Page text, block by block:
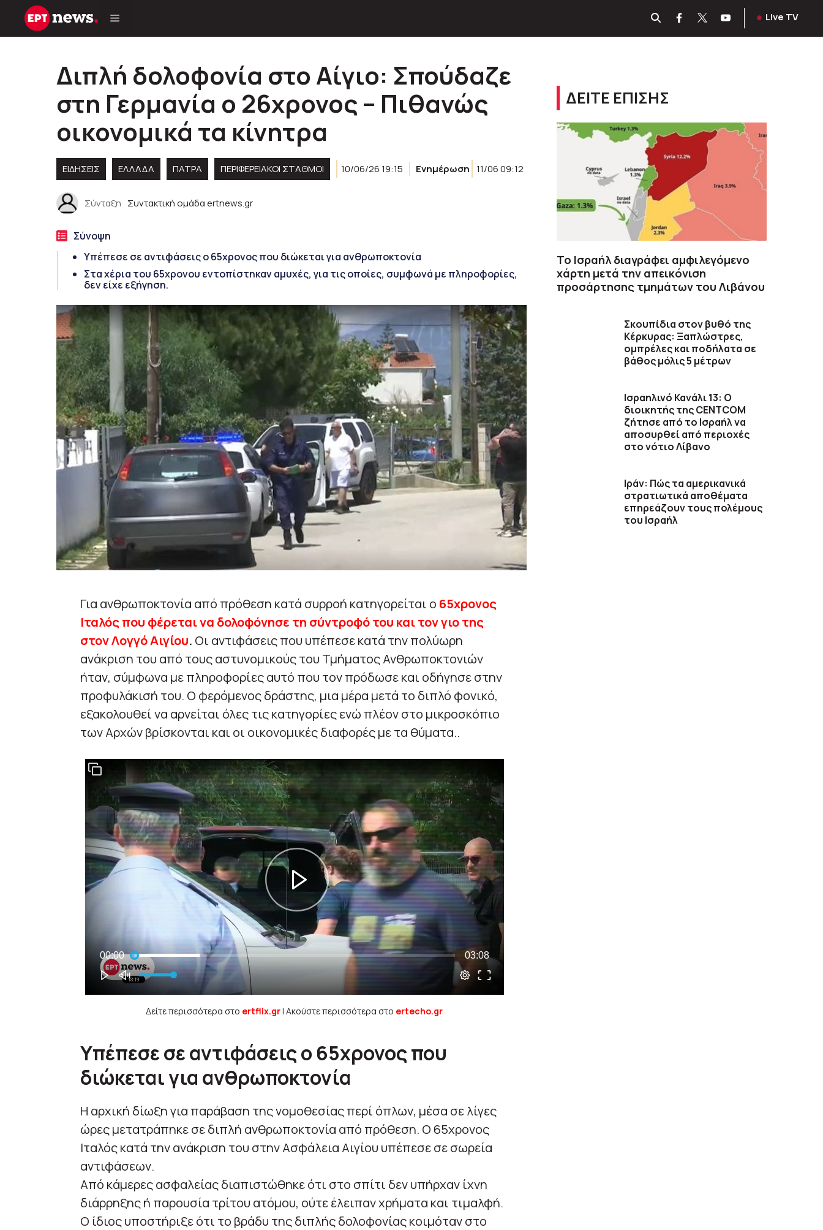
Μετάβαση
Live TV
Διπλή δολοφονία στο Αίγιο: Σπούδαζε
στη Γερμανία ο 26χρονος – Πιθανώς
οικονομικά τα κίνητρα
ΕΙΔΗΣΕΙΣ ΕΛΛΑΔΑ ΠΑΤΡΑ ΠΕΡΙΦΕΡΕΙΑΚΟΊ ΣΤΑΘΜΟΊ 10/06/26 19:15 Ενημέρωση 11/06 09:12
Σύνταξη Συντακτική ομάδα ertnews.gr
Σύνοψη
Υπέπεσε σε αντιφάσεις ο 65χρονος που διώκεται για ανθρωποκτονία
Στα χέρια του 65χρονου εντοπίστηκαν αμυχές, για τις οποίες, συμφωνά με πληροφορίες,
δεν είχε εξήγηση.
Για ανθρωποκτονία από πρόθεση κατά συρροή κατηγορείται ο 65χρονος
Ιταλός που φέρεται να δολοφόνησε τη σύντροφό του και τον γιο της
στον Λογγό Αιγίου. Οι αντιφάσεις που υπέπεσε κατά την πολύωρη
ανάκριση του από τους αστυνομικούς του Τμήματος Ανθρωποκτονιών
ήταν, σύμφωνα με πληροφορίες αυτό που τον πρόδωσε και οδήγησε στην
προφυλάκισή του. Ο φερόμενος δράστης, μια μέρα μετά το διπλό φονικό,
εξακολουθεί να αρνείται όλες τις κατηγορίες ενώ πλέον στο μικροσκόπιο
των Αρχών βρίσκονται και οι οικονομικές διαφορές με τα θύματα..
Δείτε περισσότερα στο ertflix.gr| Ακούστε περισσότερα στο ertecho.gr
Υπέπεσε σε αντιφάσεις ο 65χρονος που
διώκεται για ανθρωποκτονία
Η αρχική δίωξη για παράβαση της νομοθεσίας περί όπλων, μέσα σε λίγες
ώρες μετατράπηκε σε διπλή ανθρωποκτονία από πρόθεση. Ο 65χρονος
Ιταλός κατά την ανάκριση του στην Ασφάλεια Αιγίου υπέπεσε σε σωρεία
αντιφάσεων.
Από κάμερες ασφαλείας διαπιστώθηκε ότι στο σπίτι δεν υπήρχαν ίχνη
διάρρηξης ή παρουσία τρίτου ατόμου, ούτε έλειπαν χρήματα και τιμαλφή.
Ο ίδιος υποστήριξε ότι το βράδυ της διπλής δολοφονίας κοιμόταν στο
ΔΕΙΤΕ ΕΠΙΣΗΣ
Το Ισραήλ διαγράφει αμφιλεγόμενο
χάρτη μετά την απεικόνιση
προσάρτησης τμημάτων του Λιβάνου
Σκουπίδια στον βυθό της
Κέρκυρας: Ξαπλώστρες,
ομπρέλες και ποδήλατα σε
βάθος μόλις 5 μέτρων
Ισραηλινό Κανάλι 13: Ο
διοικητής της CENTCOM
ζήτησε από το Ισραήλ να
αποσυρθεί από περιοχές
στο νότιο Λίβανο
Ιράν: Πώς τα αμερικανικά
στρατιωτικά αποθέματα
επηρεάζουν τους πολέμους
του Ισραήλ